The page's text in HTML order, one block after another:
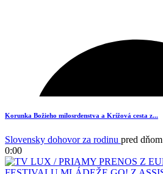
Korunka Božieho milosrdenstva a Krížová cesta z...
Slovensky dohovor za rodinu pred dňom
0:00